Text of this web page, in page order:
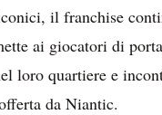
il franchise
ai giocatori di
loro quartiere e
da Niantic.